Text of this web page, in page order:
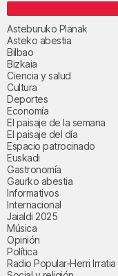
Asteburuko Planak
Asteko abestia
Bilbao
Bizkaia
Ciencia y salud
Cultura
Deportes
Economía
El paisaje de la semana
El paisaje del día
Espacio patrocinado
Euskadi
Gastronomía
Gaurko abestia
Informativos
Internacional
Jaialdi 2025
Música
Opinión
Política
Radio Popular-Herri Irratia